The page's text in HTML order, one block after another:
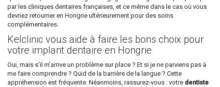
par les cliniques dentaires françaises, et ce même dans le cas où vous
devriez retourner en Hongrie ultérieurement pour des soins
complémentaires.
Kelclinic vous aide à faire les bons choix pour
votre implant dentaire en Hongrie
Oui, mais s’il m’arrive un problème sur place ? Et si je ne parviens pas à
me faire comprendre ? Quid de la barrière de la langue ? Cette
appréhension est fréquente. Néanmoins, rassurez-vous : votre dentiste